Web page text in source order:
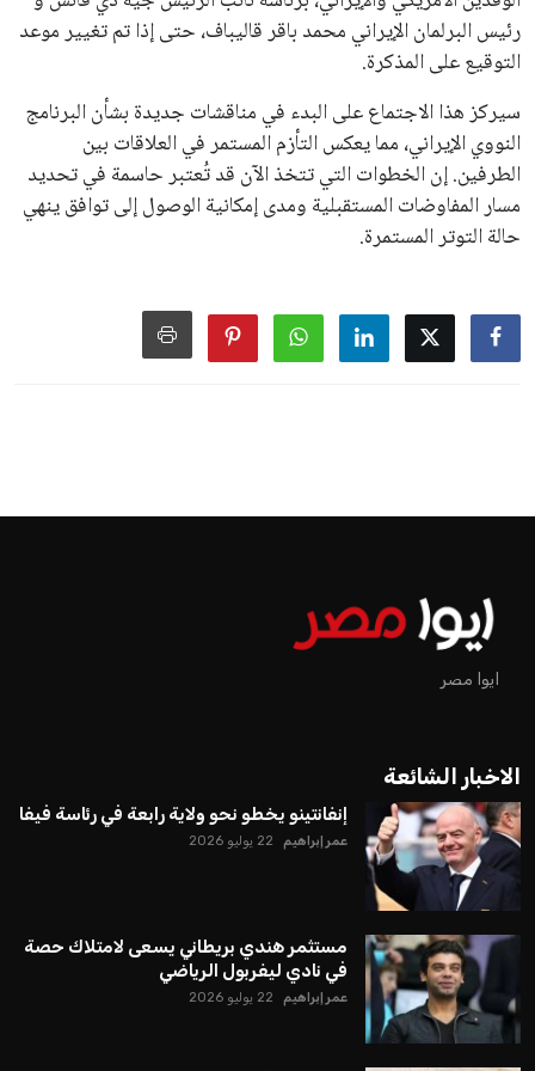
رئيس البرلمان الإيراني محمد باقر قاليباف، حتى إذا تم تغيير موعد
التوقيع على المذكرة.
سيركز هذا الاجتماع على البدء في مناقشات جديدة بشأن البرنامج
النووي الإيراني، مما يعكس التأزم المستمر في العلاقات بين
الطرفين. إن الخطوات التي تتخذ الآن قد تُعتبر حاسمة في تحديد
مسار المفاوضات المستقبلية ومدى إمكانية الوصول إلى توافق ينهي
حالة التوتر المستمرة.
ايوا مصر
الاخبار الشائعة
إنفانتينو يخطو نحو ولاية رابعة في رئاسة فيفا
عمر إبراهيم 22 يوليو 2026
مستثمر هندي بريطاني يسعى لامتلاك حصة
في نادي ليفربول الرياضي
عمر إبراهيم 22 يوليو 2026